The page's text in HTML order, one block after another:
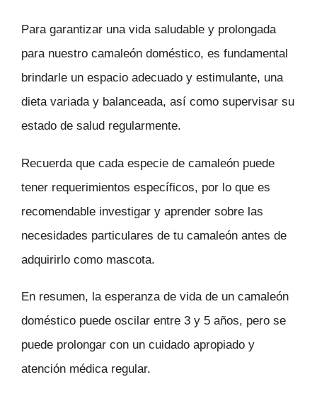
Para garantizar una vida saludable y prolongada
para nuestro camaleón doméstico, es fundamental
brindarle un espacio adecuado y estimulante, una
dieta variada y balanceada, así como supervisar su
estado de salud regularmente.
Recuerda que cada especie de camaleón puede
tener requerimientos específicos, por lo que es
recomendable investigar y aprender sobre las
necesidades particulares de tu camaleón antes de
adquirirlo como mascota.
En resumen, la esperanza de vida de un camaleón
doméstico puede oscilar entre 3 y 5 años, pero se
puede prolongar con un cuidado apropiado y
atención médica regular.